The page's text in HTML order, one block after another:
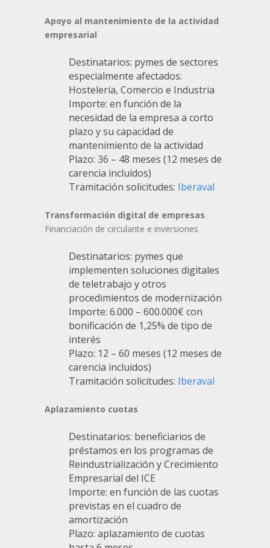
Apoyo al mantenimiento de la actividad
empresarial
Destinatarios: pymes de sectores
especialmente afectados:
Hostelería, Comercio e Industria
Importe: en función de la
necesidad de la empresa a corto
plazo y su capacidad de
mantenimiento de la actividad
Plazo: 36 – 48 meses (12 meses de
carencia incluidos)
Tramitación solicitudes: Iberaval
Transformación digital de empresas.
Financiación de circulante e inversiones
Destinatarios: pymes que
implementen soluciones digitales
de teletrabajo y otros
procedimientos de modernización
Importe: 6.000 – 600.000€ con
bonificación de 1,25% de tipo de
interés
Plazo: 12 – 60 meses (12 meses de
carencia incluidos)
Tramitación solicitudes: Iberaval
Aplazamiento cuotas
Destinatarios: beneficiarios de
préstamos en los programas de
Reindustrialización y Crecimiento
Empresarial del ICE
Importe: en función de las cuotas
previstas en el cuadro de
amortización
Plazo: aplazamiento de cuotas